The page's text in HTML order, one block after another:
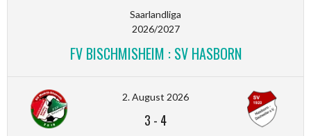
Saarlandliga
2026/2027
FV BISCHMISHEIM : SV HASBORN
2. August 2026
3 - 4